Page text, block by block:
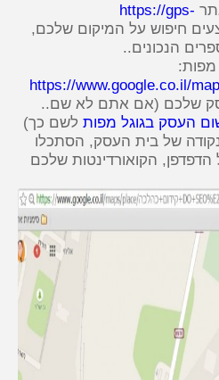
https://gps-
חיפוש על המיקום שלכם,
הנכונים..
מפות:
https://www.google.co.il/
שלכם (אם אתם לא שם..
העסק בגוגל מפות לשם כך)
של בית העסק, הסתכלו
הקואורדינטות שלכם